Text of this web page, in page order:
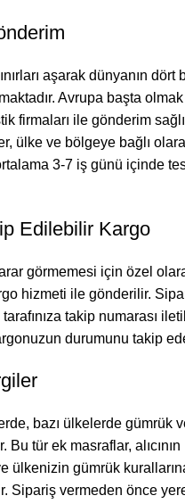
aşarak dünyanın dört
Avrupa başta
firmaları ile gönderim
ülke ve bölgeye bağlı
3-7 iş günü içinde
Edilebilir Kargo
görmemesi için özel
hizmeti ile gönderilir.
takip numarası
durumunu takip
bazı ülkelerde gümrük
tür ek masraflar, alıcının
ülkenizin gümrük
Sipariş vermeden önce